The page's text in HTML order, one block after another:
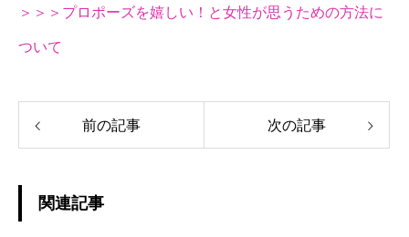
＞＞＞プロポーズを嬉しい！と女性が思うための方法に
ついて
前の記事 次の記事
関連記事